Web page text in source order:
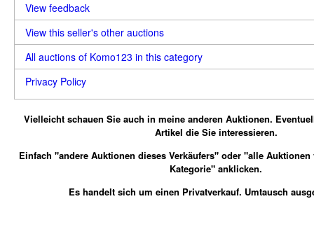
View feedback
View this seller's other auctions
All auctions of Komo123 in this category
Privacy Policy
Vielleicht schauen Sie auch in meine anderen Auktionen.
Artikel die Sie interessieren.
Einfach "andere Auktionen dieses Verkäufers" oder "alle
Kategorie" anklicken.
Es handelt sich um einen Privatverkauf. Umtausch